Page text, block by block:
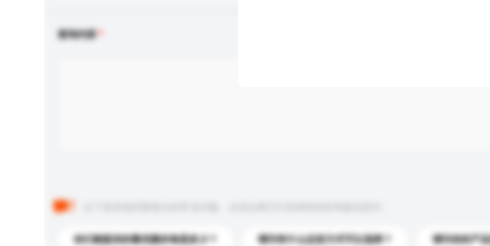
查询内容
你们能提供的最优惠价格是多少？ 请问有什么运送方式可以选择？ 请问你的产